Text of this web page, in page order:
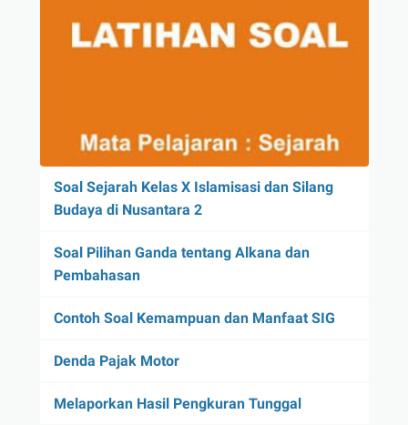
Soal Sejarah Kelas X Islamisasi dan Silang
Budaya di Nusantara 2
Soal Pilihan Ganda tentang Alkana dan
Pembahasan
Contoh Soal Kemampuan dan Manfaat SIG
Denda Pajak Motor
Melaporkan Hasil Pengkuran Tunggal